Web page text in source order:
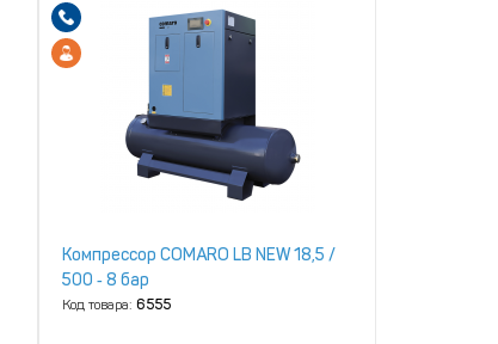
Компрессор COMARO LB NEW 18,5 /
500 ‑ 8 бар
Код товара:6555